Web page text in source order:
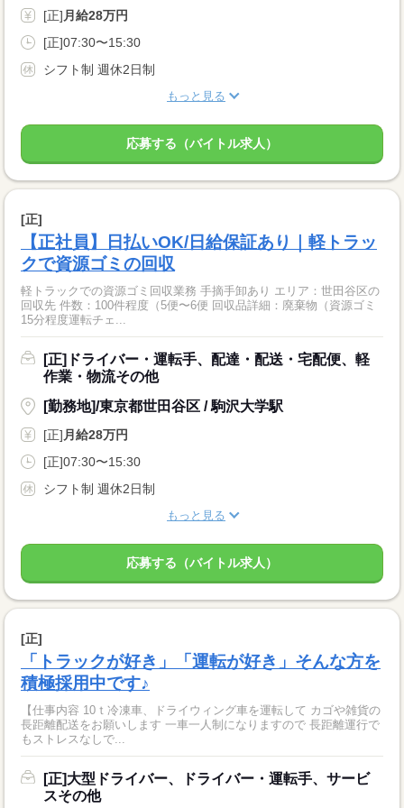
[正]月給28万円
[正]07:30〜15:30
シフト制 週休2日制
もっと見る
応募する（バイトル求人）
[正]
【正社員】日払いOK/日給保証あり｜軽トラッ
クで資源ゴミの回収
軽トラックでの資源ゴミ回収業務 手摘手卸あり エリア：世田谷区の
回収先 件数：100件程度（5便〜6便 回収品詳細：廃棄物（資源ゴミ
15分程度運転チェ...
[正]ドライバー・運転手、配達・配送・宅配便、軽
作業・物流その他
[勤務地]/東京都世田谷区 / 駒沢大学駅
[正]月給28万円
[正]07:30〜15:30
シフト制 週休2日制
もっと見る
応募する（バイトル求人）
[正]
「トラックが好き」「運転が好き」そんな方を
積極採用中です♪
【仕事内容 10ｔ冷凍車、ドライウィング車を運転して カゴや雑貨の
長距離配送をお願いします 一車一人制になりますので 長距離運行で
もストレスなしで...
[正]大型ドライバー、ドライバー・運転手、サービ
スその他